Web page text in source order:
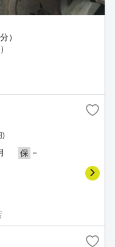
）
)
保 －